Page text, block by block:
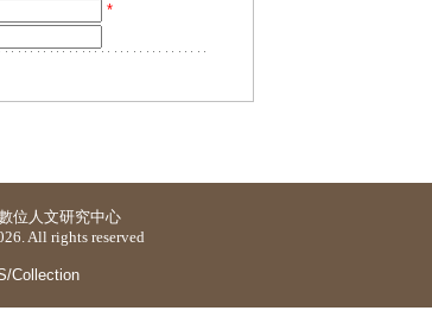
*
位人文研究中心
All rights reserved
Collection